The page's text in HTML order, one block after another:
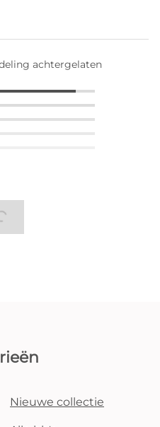
achtergelaten
Nieuwe collectie